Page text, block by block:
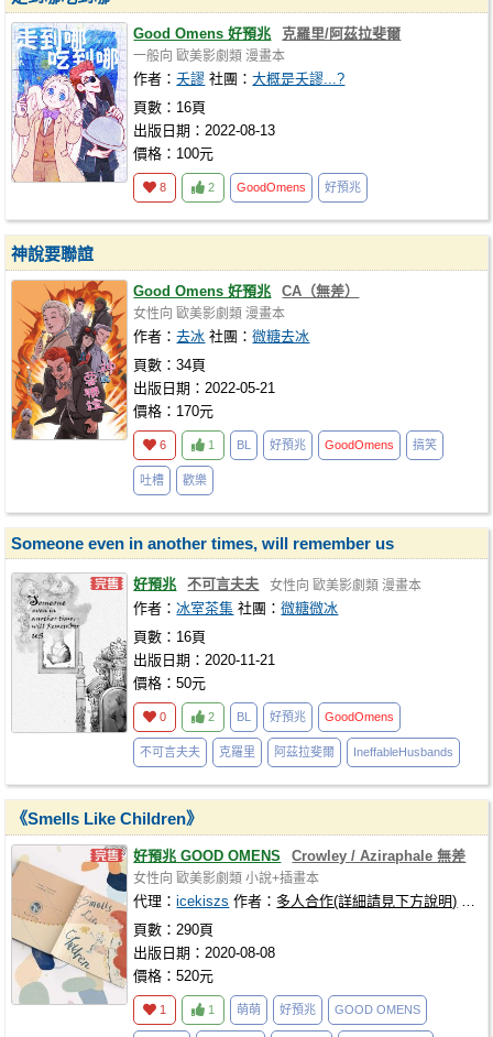
Good Omens 好預兆 克羅里/阿茲拉斐爾
一般向 歐美影劇類 漫畫本
作者：夭謬 社團：大概是夭謬...?
頁數：16頁
出版日期：2022-08-13
價格：100元
8 2 GoodOmens 好預兆
神說要聯誼
Good Omens 好預兆 CA（無差）
女性向 歐美影劇類 漫畫本
作者：去冰 社團：微糖去冰
頁數：34頁
出版日期：2022-05-21
價格：170元
6 1 BL 好預兆 GoodOmens 搞笑
吐槽 歡樂
Someone even in another times, will remember us
好預兆 不可言夫夫 女性向 歐美影劇類 漫畫本
作者：冰室茶集 社團：微糖微冰
頁數：16頁
出版日期：2020-11-21
價格：50元
0 2 BL 好預兆 GoodOmens
不可言夫夫 克羅里 阿茲拉斐爾 IneffableHusbands
《Smells Like Children》
好預兆 GOOD OMENS Crowley / Aziraphale 無差
女性向 歐美影劇類 小說+插畫本
代理：icekiszs 作者： 多人合作(詳細請見下方說明) 代
頁數：290頁
出版日期：2020-08-08
價格：520元
1 1 萌萌 好預兆 GOOD OMENS